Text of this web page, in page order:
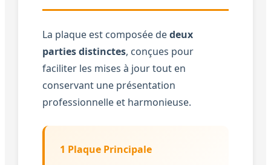
La plaque est composée dedeux
parties distinctes, conçues pour
faciliter les mises à jour tout en
conservant une présentation
professionnelle et harmonieuse.
1 Plaque Principale